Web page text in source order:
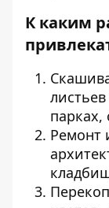
К каким
парках,
Ремонт